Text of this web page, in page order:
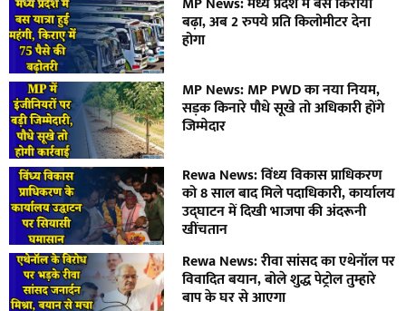
बढ़ा, अब 2 रुपये प्रति किलोमीटर देना
होगा
MP News: MP PWD का नया नियम,
सड़क किनारे पौधे सूखे तो अधिकारी होंगे
जिम्मेदार
Rewa News: विंध्य विकास प्राधिकरण
को 8 साल बाद मिले पदाधिकारी, कार्यालय
उद्घाटन में दिखी भाजपा की अंदरूनी
खींचतान
Rewa News: रीवा सांसद का एथेनॉल पर
विवादित बयान, बोले शुद्ध पेट्रोल तुम्हारे
बाप के घर से आएगा